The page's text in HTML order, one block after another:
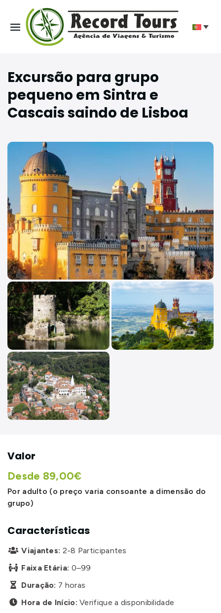
Excursão para grupo
pequeno em Sintra e
Cascais saindo de Lisboa
Valor
Desde 89,00€
Por adulto (o preço varia consoante a dimensão do
grupo)
Características
 Viajantes: 2-8 Participantes
 Faixa Etária: 0–99
 Duração: 7 horas
 Hora de Início:Verifique a disponibilidade